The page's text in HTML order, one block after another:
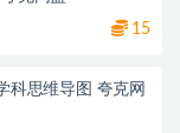
15
维导图 夸克网